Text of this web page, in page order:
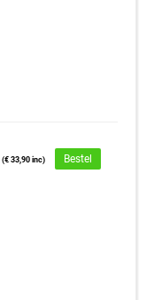
(€ 33,90 inc) Bestel